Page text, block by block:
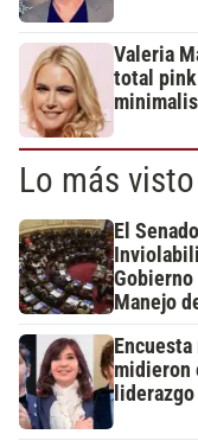
Valeria
total
Lo más
El
Gobierno
Manejo
midieron